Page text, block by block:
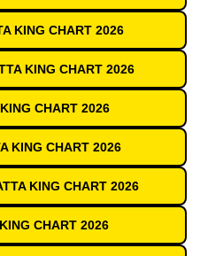
KING CHART 2026
KING CHART 2026
CHART 2026
KING CHART 2026
KING CHART 2026
CHART 2026